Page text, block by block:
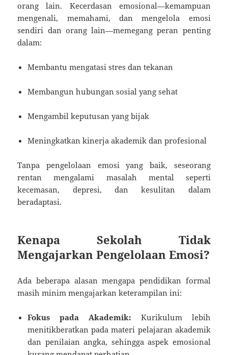
orang lain. Kecerdasan emosional—kemampuan
mengenali, memahami, dan mengelola emosi
sendiri dan orang lain—memegang peran penting
dalam:
Membantu mengatasi stres dan tekanan
Membangun hubungan sosial yang sehat
Mengambil keputusan yang bijak
Meningkatkan kinerja akademik dan profesional
Tanpa pengelolaan emosi yang baik, seseorang
rentan mengalami masalah mental seperti
kecemasan, depresi, dan kesulitan dalam
beradaptasi.
Kenapa Sekolah Tidak
Mengajarkan Pengelolaan Emosi?
Ada beberapa alasan mengapa pendidikan formal
masih minim mengajarkan keterampilan ini:
Fokus pada Akademik: Kurikulum lebih
menitikberatkan pada materi pelajaran akademik
dan penilaian angka, sehingga aspek emosional